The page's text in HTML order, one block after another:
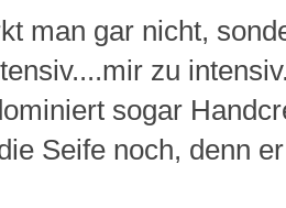
man gar nicht,
zu
sogar
Seife noch, denn